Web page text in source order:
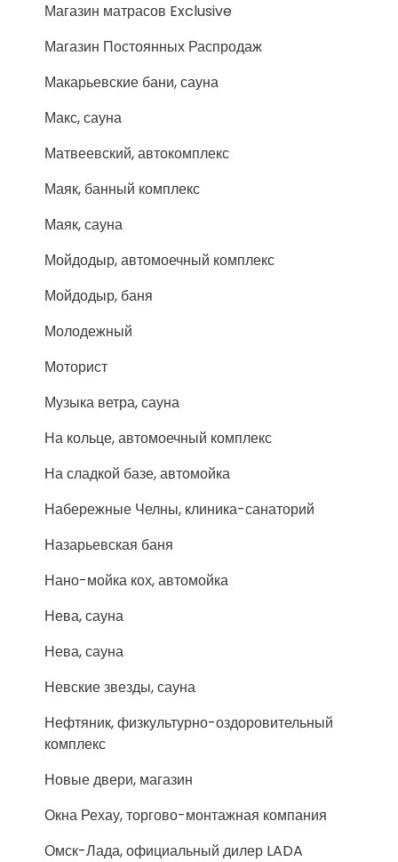
Магазин матрасов Exclusive
Магазин Постоянных Распродаж
Макарьевские бани, сауна
Макс, сауна
Матвеевский, автокомплекс
Маяк, банный комплекс
Маяк, сауна
Мойдодыр, автомоечный комплекс
Мойдодыр, баня
Молодежный
Моторист
Музыка ветра, сауна
На кольце, автомоечный комплекс
На сладкой базе, автомойка
Набережные Челны, клиника-санаторий
Назарьевская баня
Нано-мойка кох, автомойка
Нева, сауна
Нева, сауна
Невские звезды, сауна
Нефтяник, физкультурно-оздоровительный
комплекс
Новые двери, магазин
Окна Рехау, торгово-монтажная компания
Омск-Лада, официальный дилер LADA